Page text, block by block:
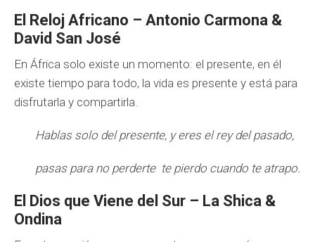
El Reloj Africano – Antonio Carmona &
David San José
En África solo existe un momento: el presente, en él
existe tiempo para todo, la vida es presente y está para
disfrutarla y compartirla.
Hablas solo del presente, y eres el rey del pasado,
pasas para no perderte te pierdo cuando te atrapo.
El Dios que Viene del Sur – La Shica &
Ondina